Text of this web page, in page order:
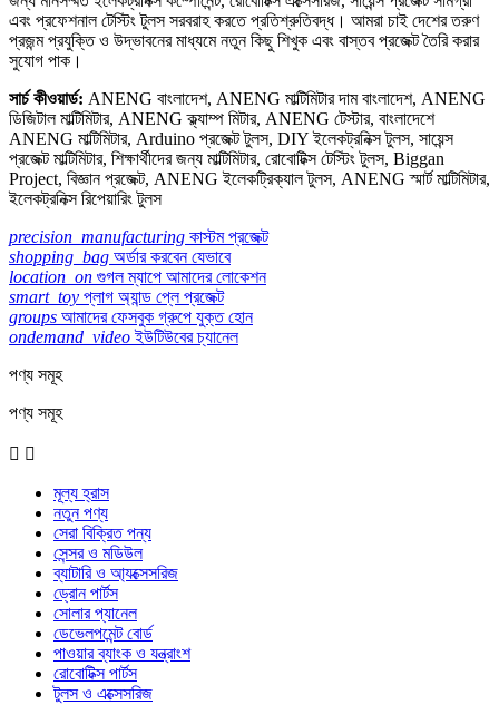
এবং প্রফেশনাল টেস্টিং টুলস সরবরাহ করতে প্রতিশ্রুতিবদ্ধ। আমরা চাই দেশের তরুণ
প্রজন্ম প্রযুক্তি ও উদ্ভাবনের মাধ্যমে নতুন কিছু শিখুক এবং বাস্তব প্রজেক্ট তৈরি করার
সুযোগ পাক।
সার্চ কীওয়ার্ড: ANENG বাংলাদেশ, ANENG মাল্টিমিটার দাম বাংলাদেশ, ANENG
ডিজিটাল মাল্টিমিটার, ANENG ক্ল্যাম্প মিটার, ANENG টেস্টার, বাংলাদেশে
ANENG মাল্টিমিটার, Arduino প্রজেক্ট টুলস, DIY ইলেকট্রনিক্স টুলস, সায়েন্স
প্রজেক্ট মাল্টিমিটার, শিক্ষার্থীদের জন্য মাল্টিমিটার, রোবোটিক্স টেস্টিং টুলস, Biggan
Project, বিজ্ঞান প্রজেক্ট, ANENG ইলেকট্রিক্যাল টুলস, ANENG স্মার্ট মাল্টিমিটার,
ইলেকট্রনিক্স রিপেয়ারিং টুলস
precision_manufacturing কাস্টম প্রজেক্ট
shopping_bag অর্ডার করবেন যেভাবে
location_on গুগল ম্যাপে আমাদের লোকেশন
smart_toy প্লাগ অ্যান্ড প্লে প্রজেক্ট
groups আমাদের ফেসবুক গ্রুপে যুক্ত হোন
ondemand_video ইউটিউবের চ্যানেল
পণ্য সমূহ
পণ্য সমূহ
 
মূল্য হ্রাস
নতুন পণ্য
সেরা বিক্রিত পন্য
সেন্সর ও মডিউল
ব্যাটারি ও আ্যক্সেসরিজ
ড্রোন পার্টস
সোলার প্যানেল
ডেভেলপমেন্ট বোর্ড
পাওয়ার ব্যাংক ও যন্ত্রাংশ
রোবোটিক্স পার্টস
টুলস ও এক্সেসরিজ